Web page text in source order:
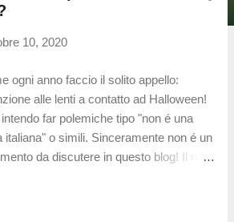
10, 2020
ogni anno faccio il solito appello:
alle lenti a contatto ad Halloween!
far polemiche tipo "non é una
italiana" o simili. Sinceramente non é un
da discutere in questo blog! Il mio
parliamo di lenti a contatto